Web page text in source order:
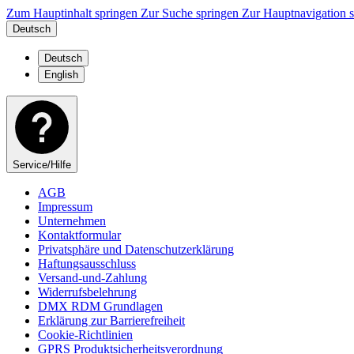
Zum Hauptinhalt springen Zur Suche springen Zur Hauptnavigation
Deutsch
Deutsch
English
Service/Hilfe
AGB
Impressum
Unternehmen
Kontaktformular
Privatsphäre und Datenschutzerklärung
Haftungsausschluss
Versand-und-Zahlung
Widerrufsbelehrung
DMX RDM Grundlagen
Erklärung zur Barrierefreiheit
Cookie-Richtlinien
GPRS Produktsicherheitsverordnung